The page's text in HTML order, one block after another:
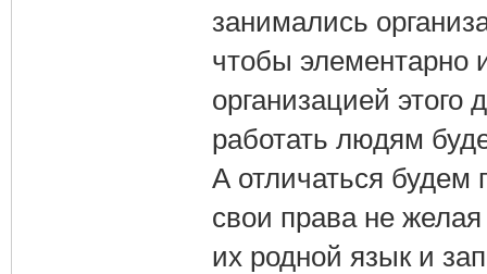
занимались
чтобы элементарно
организацией
работать людям
А отличаться
свои права не
их родной язык и